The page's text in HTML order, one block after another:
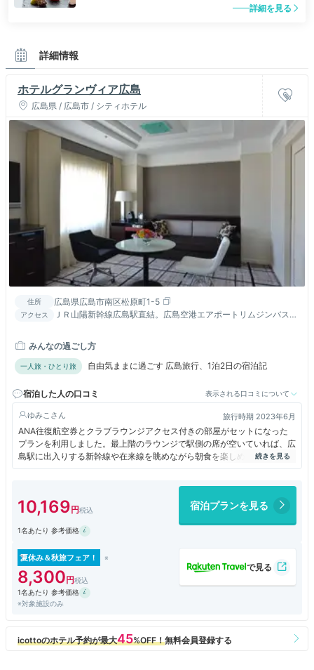
詳細を見る
詳細情報
ホテルグランヴィア広島
広島県 / 広島市 / シティホテル
住所 広島県広島市南区松原町1-5
アクセス
ＪＲ山陽新幹線広島駅直結。広島空港エアポートリムジンバス乗
みんなの過ごし方
一人旅・ひとり旅 自由気ままに過ごす 広島旅行、1泊2日の宿泊記
宿泊した人の口コミ 表示される口コミについて
ゆみこ 旅行時期 2023年6月
ANA往復航空券とクラブラウンジアクセス付きの部屋がセットになった
プランを利用しました。最上階のラウンジで駅側の席が空いていれば、広
島駅に出入りする新幹線や在来線を眺めながら朝食を楽しめます。バータ
イムにはセルフサービスでアルコールを楽しめますが、ラウンジの駅側半
広島駅直結で駅ビル内の飲食店も充実しており、食事の心配はありませ
10,169 宿泊プランを見る
1名あたり 参考価格
夏休み＆秋旅フェア！
8,300
1名あたり 参考価格
※対象施設のみ